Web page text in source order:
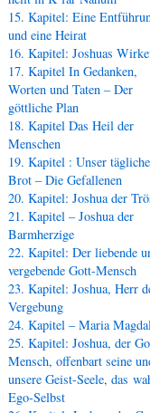
15. Kapitel: Eine
und eine Heirat
16. Kapitel: Joshuas
17. Kapitel In Gedanken,
Worten und Taten – Der
göttliche Plan
18. Kapitel Das Heil der
Menschen
19. Kapitel : Unser
Brot – Die Gefallenen
20. Kapitel: Joshua der
21. Kapitel – Joshua der
Barmherzige
22. Kapitel: Der liebende
vergebende Gott-Mensch
23. Kapitel: Joshua, Herr
Vergebung
24. Kapitel – Maria
25. Kapitel: Joshua, der
Mensch, offenbart seine
unsere Geist-Seele, das
Ego-Selbst